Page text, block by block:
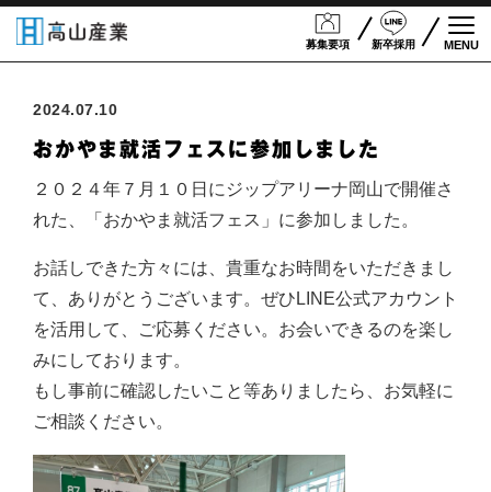
募集要項 新卒採用 MENU
2024.07.10
おかやま就活フェスに参加しました
２０２４年７月１０日にジップアリーナ岡山で開催さ
れた、「おかやま就活フェス」に参加しました。
お話しできた方々には、貴重なお時間をいただきまし
て、ありがとうございます。ぜひLINE公式アカウント
を活用して、ご応募ください。お会いできるのを楽し
みにしております。
もし事前に確認したいこと等ありましたら、お気軽に
ご相談ください。